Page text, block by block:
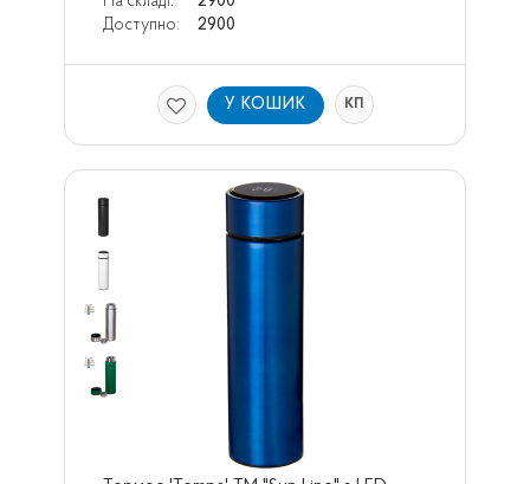
Доступно:
2900
У КОШИК КП